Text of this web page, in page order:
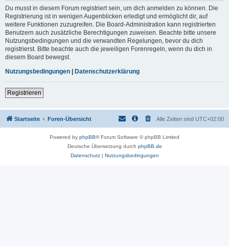
Du musst in diesem Forum registriert sein, um dich anmelden zu können. Die
Registrierung ist in wenigen Augenblicken erledigt und ermöglicht dir, auf
weitere Funktionen zuzugreifen. Die Board-Administration kann registrierten
Benutzern auch zusätzliche Berechtigungen zuweisen. Beachte bitte unsere
Nutzungsbedingungen und die verwandten Regelungen, bevor du dich
registrierst. Bitte beachte auch die jeweiligen Forenregeln, wenn du dich in
diesem Board bewegst.
Nutzungsbedingungen | Datenschutzerklärung
Registrieren
Startseite Foren-Übersicht Alle Zeiten sind UTC+02:00
Powered by phpBB® Forum Software © phpBB Limited
Deutsche Übersetzung durch phpBB.de
Datenschutz| Nutzungsbedingungen